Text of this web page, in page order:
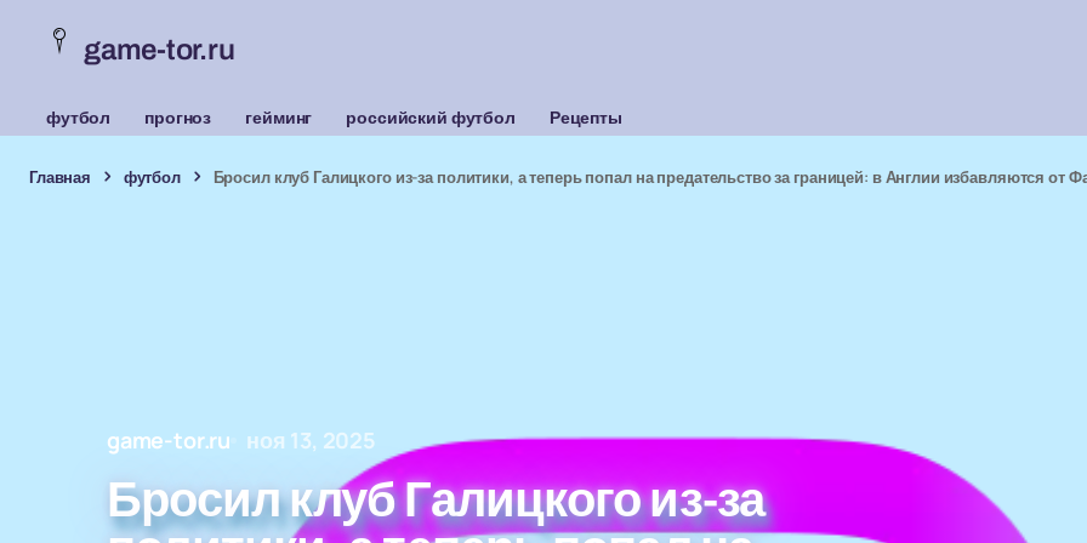
game-tor.ru
футбол прогноз гейминг российский футбол Рецепты
Главная футбол Бросил клуб Галицкого из-за политики, а теперь попал на предательство за границей: в Англии избавляются от
game-tor.ru ноя 13, 2025
Бросил клуб Галицкого из-за